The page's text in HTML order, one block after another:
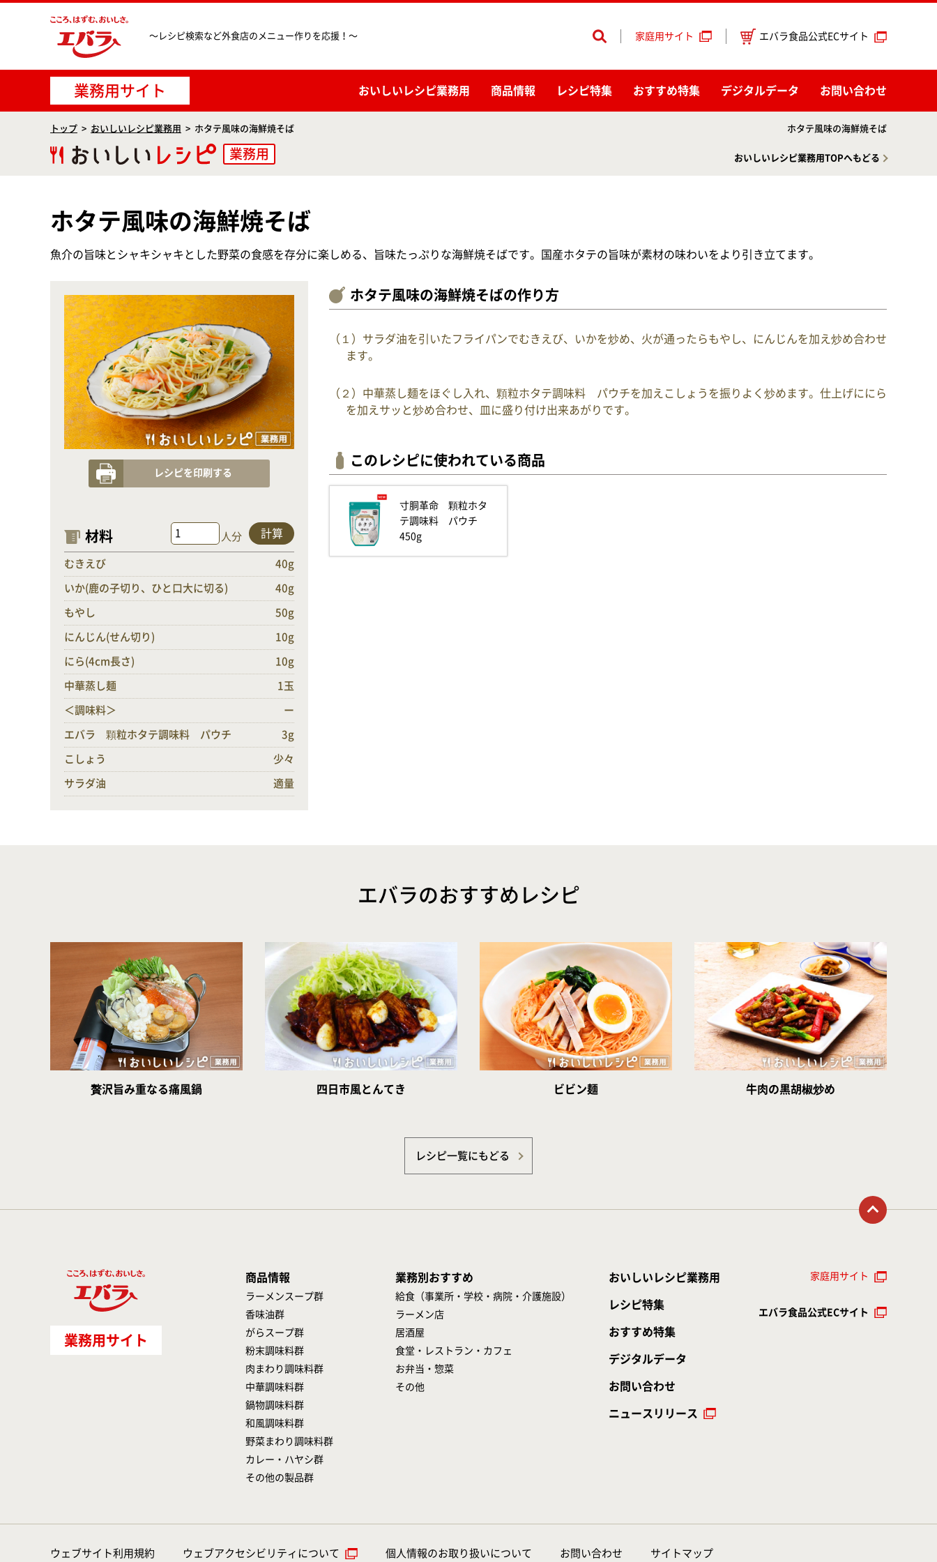
〜レシピ検索など外食店のメニュー作りを応援！〜
業務用サイト おいしいレシピ業務用 商品情報 レシピ特集 おすすめ特集 デジタルデータ お問い合わせ
家庭用サイト エバラ食品公式ECサイト
トップ おいしいレシピ業務用 ホタテ風味の海鮮焼そば ホタテ風味の海鮮焼そば
業務用 おいしいレシピ業務用TOPへもどる
ホタテ風味の海鮮焼そば
魚介の旨味とシャキシャキとした野菜の食感を存分に楽しめる、旨味たっぷりな海鮮焼そばです。国産ホタテの旨味が素材の味わいをより引き立てます。
レシピを印刷する
材料 人分 計算
むきえび 40g
いか(鹿の子切り、ひと口大に切る) 40g
もやし 50g
にんじん(せん切り) 10g
にら(4cm長さ) 10g
中華蒸し麺 1玉
＜調味料＞ ー
エバラ 顆粒ホタテ調味料 パウチ 3g
こしょう 少々
サラダ油 適量
ホタテ風味の海鮮焼そばの作り方
（１）サラダ油を引いたフライパンでむきえび、いかを炒め、火が通ったらもやし、にんじんを加え炒め合わせ
ます。
（２）中華蒸し麺をほぐし入れ、顆粒ホタテ調味料 パウチを加えこしょうを振りよく炒めます。仕上げににら
を加えサッと炒め合わせ、皿に盛り付け出来あがりです。
このレシピに使われている商品
寸胴革命 顆粒ホタ
テ調味料 パウチ
450g
エバラのおすすめレシピ
贅沢旨み重なる痛風鍋 四日市風とんてき ビビン麺 牛肉の黒胡椒炒め
レシピ一覧にもどる
トップに戻る
業務用サイト
商品情報
ラーメンスープ群
香味油群
がらスープ群
粉末調味料群
肉まわり調味料群
中華調味料群
鍋物調味料群
和風調味料群
野菜まわり調味料群
カレー・ハヤシ群
その他の製品群
業務別おすすめ
給食（事業所・学校・病院・介護施設）
ラーメン店
居酒屋
食堂・レストラン・カフェ
お弁当・惣菜
その他
おいしいレシピ業務用
レシピ特集
おすすめ特集
デジタルデータ
お問い合わせ
ニュースリリース
家庭用サイト
エバラ食品公式ECサイト
ウェブサイト利用規約 ウェブアクセシビリティについて 個人情報のお取り扱いについて お問い合わせ サイトマップ